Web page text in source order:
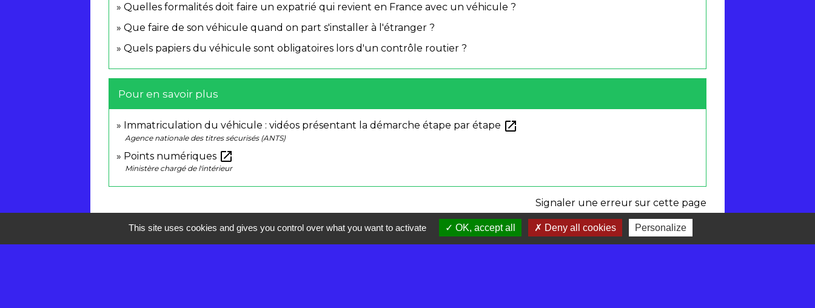
Quelles formalités doit faire un expatrié qui revient en France avec un véhicule ?
Que faire de son véhicule quand on part s'installer à l'étranger ?
Quels papiers du véhicule sont obligatoires lors d'un contrôle routier ?
Pour en savoir plus
Immatriculation du véhicule : vidéos présentant la démarche étape par étape open_in_new
Agence nationale des titres sécurisés (ANTS)
Points numériques open_in_new
Ministère chargé de l'intérieur
Signaler une erreur sur cette page
This site uses cookies and gives you control over what you want to activate OK, accept all Deny all cookies Personalize